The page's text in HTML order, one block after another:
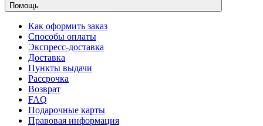
Помощь
Как оформить заказ
Способы оплаты
Экспресс-доставка
Доставка
Пункты выдачи
Рассрочка
Возврат
FAQ
Подарочные карты
Правовая информация